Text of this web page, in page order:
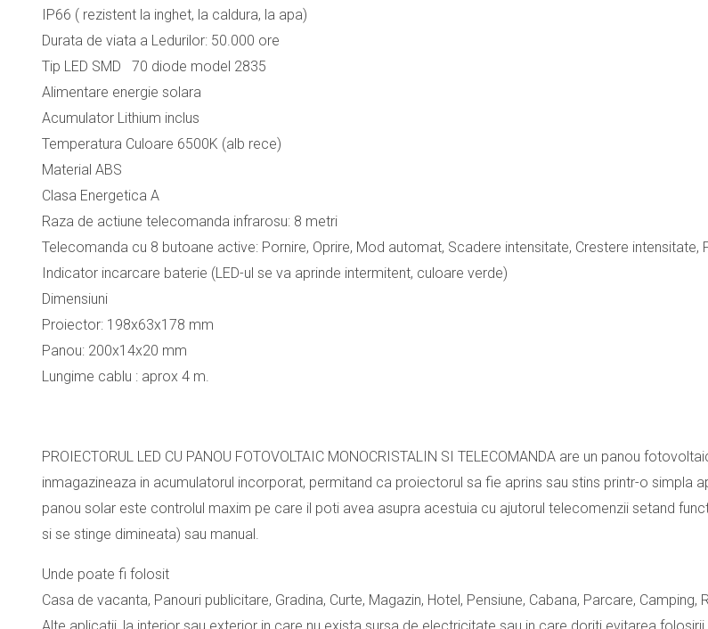
IP66 ( rezistent la inghet, la caldura, la apa)
Durata de viata a Ledurilor: 50.000 ore
Tip LED SMD 70 diode model 2835
Alimentare energie solara
Acumulator Lithium inclus
Temperatura Culoare 6500K (alb rece)
Material ABS
Clasa Energetica A
Raza de actiune telecomanda infrarosu: 8 metri
Telecomanda cu 8 butoane active: Pornire, Oprire, Mod automat, Scadere intensitate, Crestere
Indicator incarcare baterie (LED-ul se va aprinde intermitent, culoare verde)
Dimensiuni
Proiector: 198x63x178 mm
Panou: 200x14x20 mm
Lungime cablu : aprox 4 m.
PROIECTORUL LED CU PANOU FOTOVOLTAIC MONOCRISTALIN SI TELECOMANDA are un panou
inmagazineaza in acumulatorul incorporat, permitand ca proiectorul sa fie aprins sau stins printr-o simpla
panou solar este controlul maxim pe care il poti avea asupra acestuia cu ajutorul telecomenzii setand
si se stinge dimineata) sau manual.
Unde poate fi folosit
Casa de vacanta, Panouri publicitare, Gradina, Curte, Magazin, Hotel, Pensiune, Cabana, Parcare, Camping,